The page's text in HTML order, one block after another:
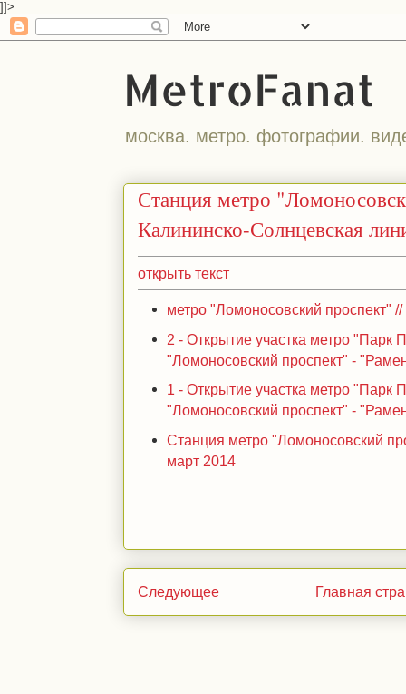
]]>
MetroFanat
москва. метро. фотографии.
Станция метро
Калининско-Солнцевская
открыть текст
метро "Ломоносовский проспект"
2 - Открытие участка метро "Парк
"Ломоносовский проспект" -
1 - Открытие участка метро "Парк
"Ломоносовский проспект" -
Станция метро "Ломоносовский
март 2014
Следующее Главная